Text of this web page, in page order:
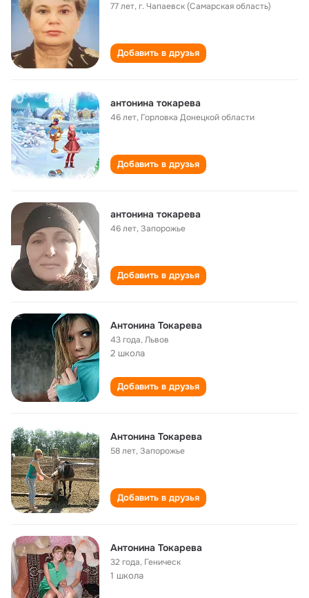
77 лет,г. Чапаевск (Самарская область)
Добавить в друзья
антонина токарева
46 лет, Горловка Донецкой области
Добавить в друзья
антонина токарева
46 лет,Запорожье
Добавить в друзья
Антонина Токарева
43 года,Львов
2 школа
Добавить в друзья
Антонина Токарева
58 лет,Запорожье
Добавить в друзья
Антонина Токарева
32 года, Геническ
1 школа